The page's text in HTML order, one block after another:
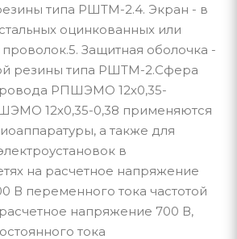
типа РШТМ-2.4. Экран - в
оцинкованных или
Защитная оболочка -
резины типа РШТМ-2.Сфера
РПШЭМО 12х0,35-
12х0,35-0,38 применяются
а также для
в
на расчетное напряжение
В переменного тока частотой
напряжение 700 В,
тока